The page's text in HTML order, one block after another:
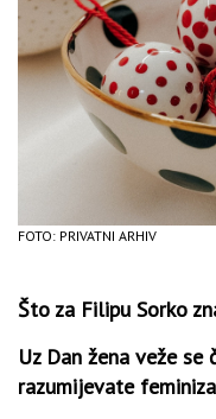
FOTO: PRIVATNI ARHIV
Što za Filipu Sorko
Uz Dan žena veže
razumijevate